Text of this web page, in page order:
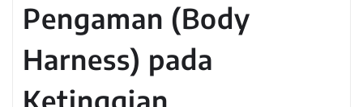
Pengaman (Body
Harness) pada
Ketinggian